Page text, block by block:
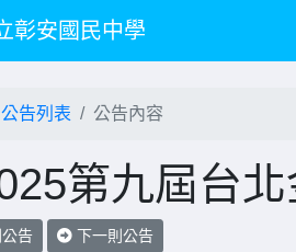
彰安國民中學
公告列表 公告內容
第九屆台
公告 下一則公告